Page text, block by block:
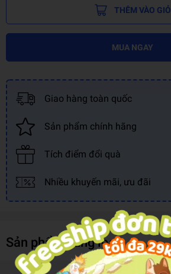
THÊM VÀO GIỎ
MUA NGAY
Giao hàng toàn quốc
Sản phẩm chính hãng
Tích điểm đổi quà
Nhiều khuyến mãi, ưu đãi
Sản phẩm cùng loại